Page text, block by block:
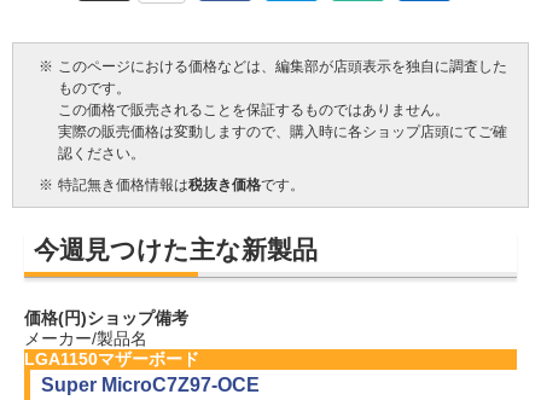
※ このページにおける価格などは、編集部が店頭表示を独自に調査した
ものです。
この価格で販売されることを保証するものではありません。
実際の販売価格は変動しますので、購入時に各ショップ店頭にてご確
認ください。
※ 特記無き価格情報は税抜き価格です。
今週見つけた主な新製品
価格(円)ショップ備考
メーカー/製品名
LGA1150マザーボード
Super MicroC7Z97-OCE